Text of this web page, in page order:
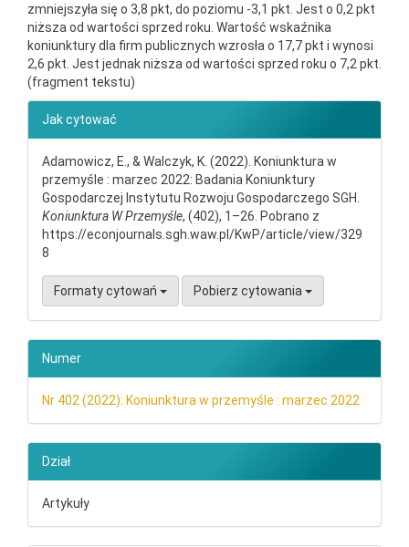
zmniejszyła się o 3,8 pkt, do poziomu -3,1 pkt. Jest o 0,2 pkt
niższa od wartości sprzed roku. Wartość wskaźnika
koniunktury dla firm publicznych wzrosła o 17,7 pkt i wynosi
2,6 pkt. Jest jednak niższa od wartości sprzed roku o 7,2 pkt.
(fragment tekstu)
Jak cytować
Adamowicz, E., & Walczyk, K. (2022). Koniunktura w
przemyśle : marzec 2022: Badania Koniunktury
Gospodarczej Instytutu Rozwoju Gospodarczego SGH.
Koniunktura W Przemyśle, (402), 1–26. Pobrano z
https://econjournals.sgh.waw.pl/KwP/article/view/329
8
Formaty cytowań Pobierz cytowania
Numer
Nr 402 (2022): Koniunktura w przemyśle : marzec 2022
Dział
Artykuły